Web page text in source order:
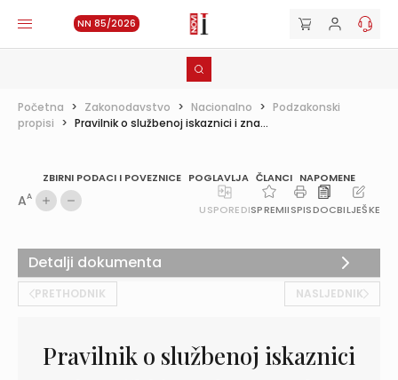
NN 85/2026
Početna > Zakonodavstvo > Nacionalno > Podzakonski
propisi > Pravilnik o službenoj iskaznici i zna...
ZBIRNI PODACI I POVEZNICE POGLAVLJA ČLANCI NAPOMENE
AA
USPOREDISPREMIISPISDOCBILJEŠKE
PRETHODNIK NASLJEDNIK
Pravilnik o službenoj iskaznici
Detalji dokumenta